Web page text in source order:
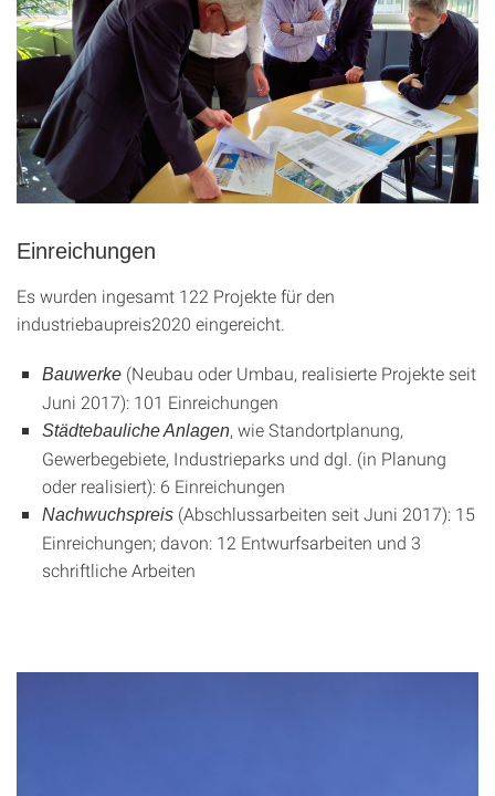
Einreichungen
Es wurden ingesamt 122 Projekte für den
industriebaupreis2020 eingereicht.
Bauwerke (Neubau oder Umbau, realisierte Projekte seit
Juni 2017): 101 Einreichungen
Städtebauliche Anlagen, wie Standortplanung,
Gewerbegebiete, Industrieparks und dgl. (in Planung
oder realisiert): 6 Einreichungen
Nachwuchspreis (Abschlussarbeiten seit Juni 2017): 15
Einreichungen; davon: 12 Entwurfsarbeiten und 3
schriftliche Arbeiten